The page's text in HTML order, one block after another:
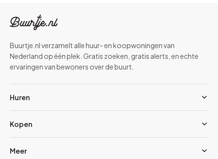
Buurtje.nl verzamelt alle huur- en koopwoningen van
Nederland op één plek. Gratis zoeken, gratis alerts, en echte
ervaringen van bewoners over de buurt.
Huren
Kopen
Meer